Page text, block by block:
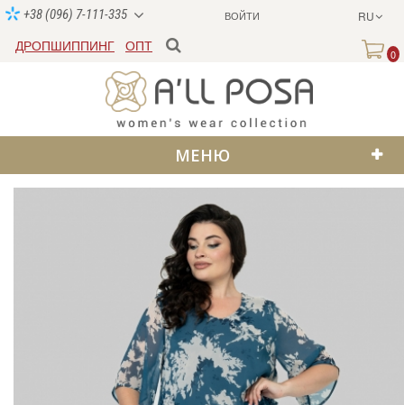
ВОЙТИ RU
+38 (096) 7-111-335
ДРОПШИППИНГ ОПТ
0
МЕНЮ